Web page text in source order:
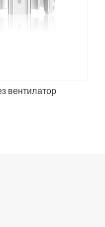
вентилатор